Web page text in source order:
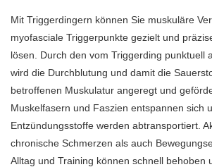
Mit Triggerdingern können Sie muskuläre
myofasciale Triggerpunkte gezielt und
lösen. Durch den vom Triggerding punktuell
wird die Durchblutung und damit die
betroffenen Muskulatur angeregt und
Muskelfasern und Faszien entspannen sich
Entzündungsstoffe werden abtransportiert.
chronische Schmerzen als auch
Alltag und Training können schnell behoben